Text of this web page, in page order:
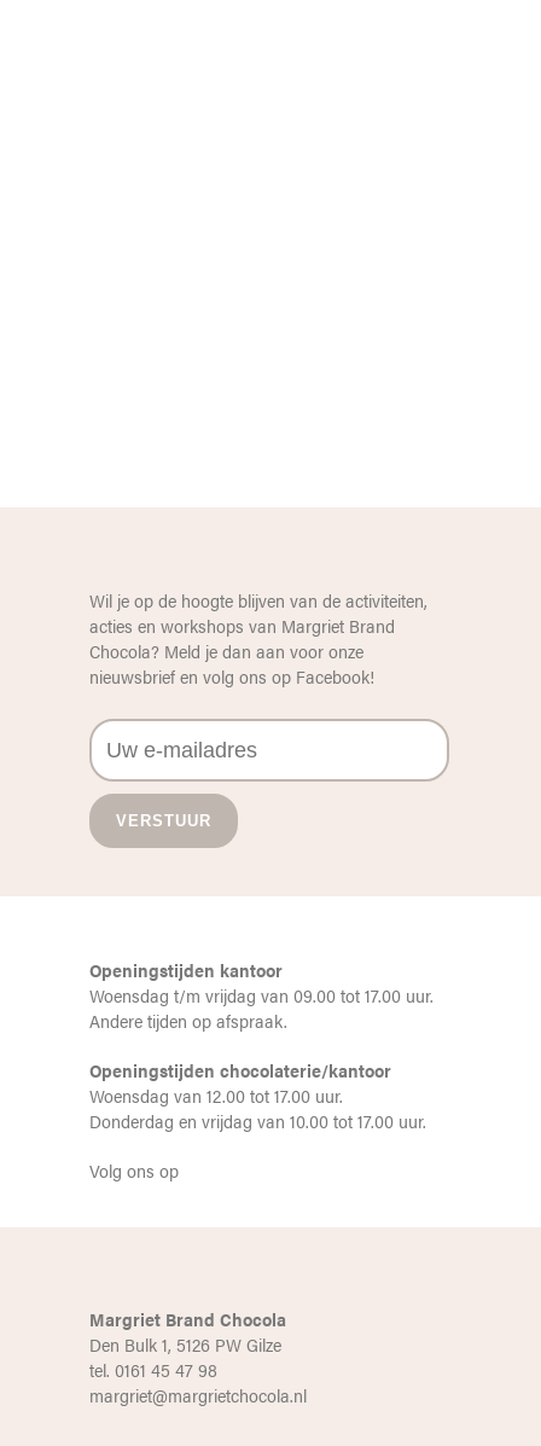
Wil je op de hoogte blijven van de activiteiten,
acties en workshops van Margriet Brand
Chocola? Meld je dan aan voor onze
nieuwsbrief en volg ons op Facebook!
Openingstijden kantoor
Woensdag t/m vrijdag van 09.00 tot 17.00 uur.
Andere tijden op afspraak.
Openingstijden chocolaterie/kantoor
Woensdag van 12.00 tot 17.00 uur.
Donderdag en vrijdag van 10.00 tot 17.00 uur.
Volg ons op
Margriet Brand Chocola
Den Bulk 1, 5126 PW Gilze
tel. 0161 45 47 98
margriet@margrietchocola.nl